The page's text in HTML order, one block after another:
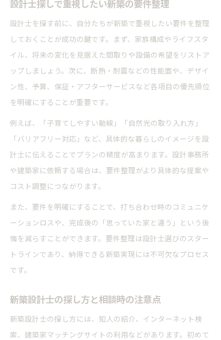
設計士探しで重視したい新築の要件整理
設計士を探す前に、自分たちが新築で重視したい要件を整理
しておくことが成功の鍵です。まず、家族構成やライフスタ
イル、将来の変化を見据えた間取りや設備の希望をリストア
ップしましょう。次に、断熱・耐震などの性能面や、デザイ
ン性、予算、保証・アフターサービスなど各項目の優先順位
を明確にすることが重要です。
例えば、「子育てしやすい動線」「自然光の取り入れ方」
「バリアフリー対応」など、具体的な暮らしのイメージを設
計士に伝えることでプランの精度が高まります。設計事務所
や建築家に依頼する場合は、要件整理がより具体的な提案や
コスト調整につながります。
また、要件を明確にすることで、打ち合わせ時のコミュニケ
ーションロスや、完成後の「思っていた家と違う」という後
悔を減らすことができます。要件整理は設計士選びのスター
トラインであり、納得できる新築実現には不可欠なプロセス
です。
新築設計士の探し方と相談時の注意点
新築設計士の探し方には、知人の紹介、インターネット検
索、建築家マッチングサイトの利用などがあります。初めて